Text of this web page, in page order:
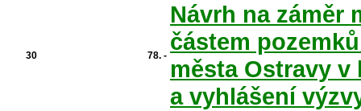
30 78. -
Návrh na záměr
částem
města Ostravy v
a vyhlášení